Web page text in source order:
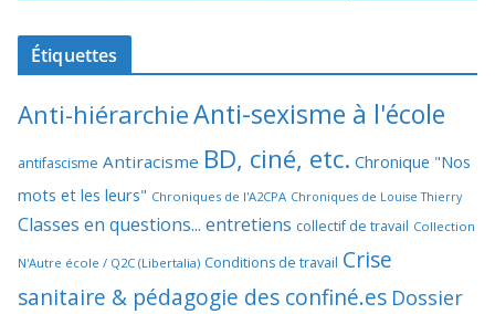
Étiquettes
Anti-hiérarchieAnti-sexisme à l'école
antifascisme Antiracisme BD, ciné, etc. Chronique "Nos
mots et les leurs" Chroniques de l'A2CPA Chroniques de Louise Thierry
Classes en questions... entretiens collectif de travail Collection
N'Autre école / Q2C (Libertalia) Conditions de travail Crise
sanitaire & pédagogie des confiné.es Dossier